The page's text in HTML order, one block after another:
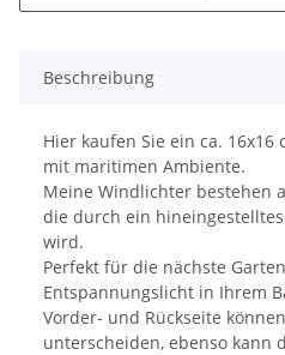
Beschreibung
Hier kaufen Sie ein ca.
mit maritimen Ambiente.
Meine Windlichter bestehen
die durch ein
wird.
Perfekt für die nächste
Entspannungslicht in Ihrem
Vorder- und Rückseite
unterscheiden, ebenso kann